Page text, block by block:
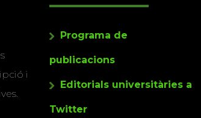
i
Programa de
publicacions
Editorials universitàries a
Twitter